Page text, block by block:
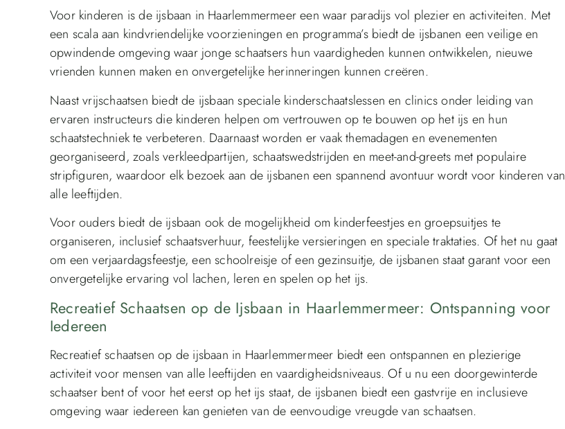
Voor kinderen is de ijsbaan in Haarlemmermeer een waar paradijs vol plezier en activiteiten. Met
een scala aan kindvriendelijke voorzieningen en programma’s biedt de ijsbanen een veilige en
opwindende omgeving waar jonge schaatsers hun vaardigheden kunnen ontwikkelen, nieuwe
vrienden kunnen maken en onvergetelijke herinneringen kunnen creëren.
Naast vrijschaatsen biedt de ijsbaan speciale kinderschaatslessen en clinics onder leiding van
ervaren instructeurs die kinderen helpen om vertrouwen op te bouwen op het ijs en hun
schaatstechniek te verbeteren. Daarnaast worden er vaak themadagen en evenementen
georganiseerd, zoals verkleedpartijen, schaatswedstrijden en meet-and-greets met populaire
stripfiguren, waardoor elk bezoek aan de ijsbanen een spannend avontuur wordt voor kinderen van
alle leeftijden.
Voor ouders biedt de ijsbaan ook de mogelijkheid om kinderfeestjes en groepsuitjes te
organiseren, inclusief schaatsverhuur, feestelijke versieringen en speciale traktaties. Of het nu gaat
om een verjaardagsfeestje, een schoolreisje of een gezinsuitje, de ijsbanen staat garant voor een
onvergetelijke ervaring vol lachen, leren en spelen op het ijs.
Recreatief Schaatsen op de Ijsbaan in Haarlemmermeer: Ontspanning voor
Iedereen
Recreatief schaatsen op de ijsbaan in Haarlemmermeer biedt een ontspannen en plezierige
activiteit voor mensen van alle leeftijden en vaardigheidsniveaus. Of u nu een doorgewinterde
schaatser bent of voor het eerst op het ijs staat, de ijsbanen biedt een gastvrije en inclusieve
omgeving waar iedereen kan genieten van de eenvoudige vreugde van schaatsen.